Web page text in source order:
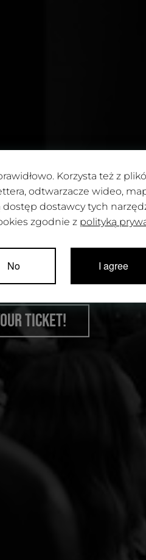
ticket!
Korzysta też z
odtwarzacze wideo,
dostawcy tych
zgodnie z polityką
No I agree